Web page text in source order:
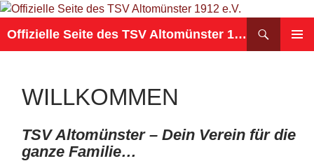
Offizielle Seite des TSV Altomünster 1912 e.V.
WILLKOMMEN
TSV Altomünster – Dein Verein für die
ganze Familie…